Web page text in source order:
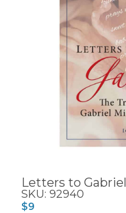
Letters to Gabriel
SKU: 92940
$9